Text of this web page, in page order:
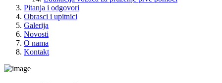
Pitanja i odgovori
Obrasci i upitnici
Galerija
Novosti
O nama
Kontakt